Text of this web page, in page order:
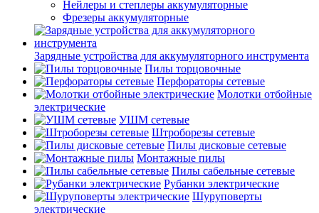
Нейлеры и степлеры аккумуляторные
Фрезеры аккумуляторные
Зарядные устройства для аккумуляторного инструмента
Пилы торцовочные
Перфораторы сетевые
Молотки отбойные
электрические
УШМ сетевые
Штроборезы сетевые
Пилы дисковые сетевые
Монтажные пилы
Пилы сабельные сетевые
Рубанки электрические
Шуруповерты
электрические